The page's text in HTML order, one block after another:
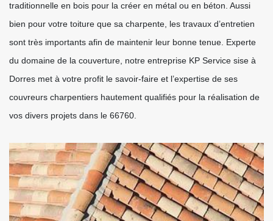
traditionnelle en bois pour la créer en métal ou en béton. Aussi
bien pour votre toiture que sa charpente, les travaux d’entretien
sont très importants afin de maintenir leur bonne tenue. Experte
du domaine de la couverture, notre entreprise KP Service sise à
Dorres met à votre profit le savoir-faire et l’expertise de ses
couvreurs charpentiers hautement qualifiés pour la réalisation de
vos divers projets dans le 66760.